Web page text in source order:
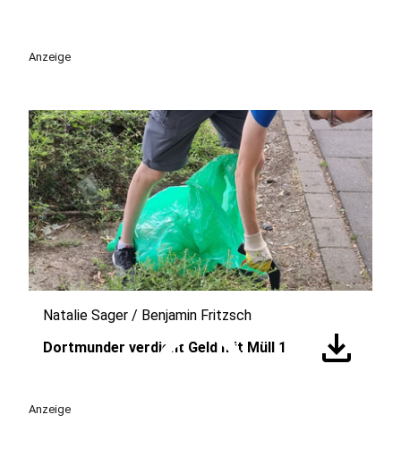
Anzeige
play_circle
Natalie Sager / Benjamin Fritzsch
Dortmunder verdient Geld mit Müll 1
download
Anzeige